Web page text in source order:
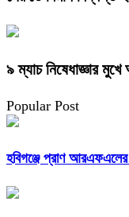
৯ ম্যাচ নিষেধাজ্ঞার মুখে
Popular Post
হবিগঞ্জে প্রাণ